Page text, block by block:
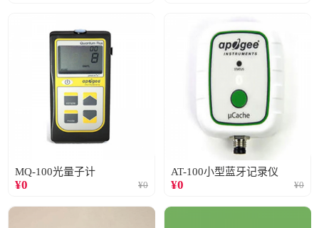
MQ-100光量子计
¥0 ¥0
AT-100小型蓝牙记录仪
¥0 ¥0